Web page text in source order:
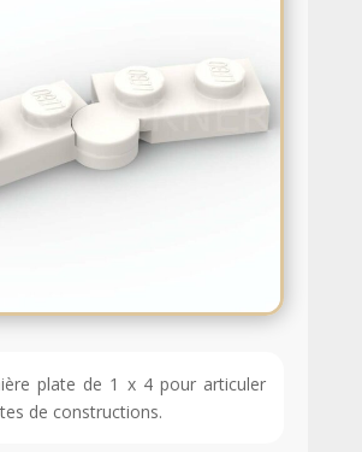
plate de 1 x 4 pour articuler
de constructions.